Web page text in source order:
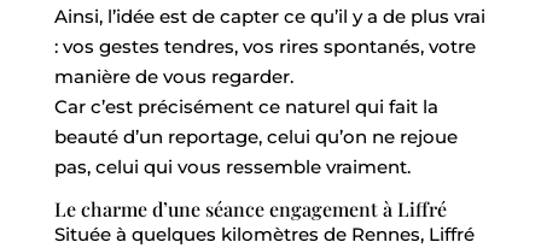
Ainsi, l’idée est de capter ce qu’il y a de plus vrai
: vos gestes tendres, vos rires spontanés, votre
manière de vous regarder.
Car c’est précisément ce naturel qui fait la
beauté d’un reportage, celui qu’on ne rejoue
pas, celui qui vous ressemble vraiment.
Le charme d’une séance engagement à Liffré
Située à quelques kilomètres de Rennes, Liffré